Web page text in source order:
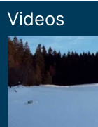
Videos